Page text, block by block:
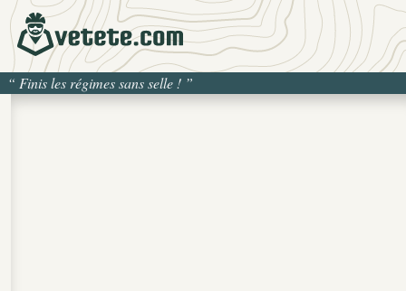
“ Finis les régimes sans selle ! ”